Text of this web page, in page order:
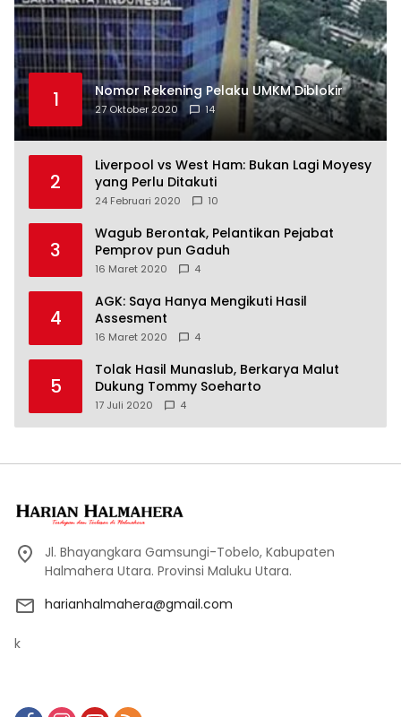
1 Nomor Rekening Pelaku UMKM Diblokir
27 Oktober 2020 14
2
Liverpool vs West Ham: Bukan Lagi Moyesy
yang Perlu Ditakuti
24 Februari 2020 10
3
Wagub Berontak, Pelantikan Pejabat
Pemprov pun Gaduh
16 Maret 2020 4
4
AGK: Saya Hanya Mengikuti Hasil
Assesment
16 Maret 2020 4
5
Tolak Hasil Munaslub, Berkarya Malut
Dukung Tommy Soeharto
17 Juli 2020 4
Jl. Bhayangkara Gamsungi-Tobelo, Kabupaten
Halmahera Utara. Provinsi Maluku Utara.
harianhalmahera@gmail.com
k